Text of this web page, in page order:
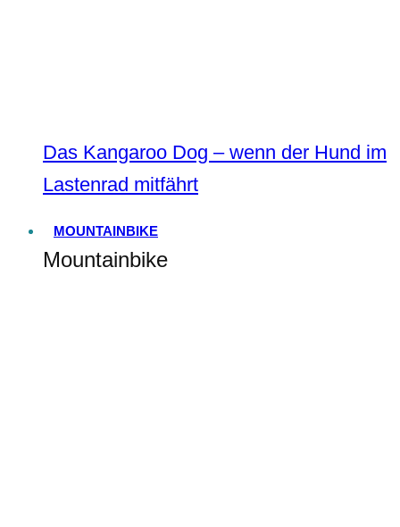
Das Kangaroo Dog – wenn der Hund im
Lastenrad mitfährt
MOUNTAINBIKE
Mountainbike